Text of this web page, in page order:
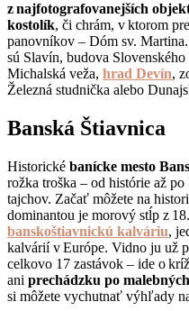
z najfotografovanejších
kostolík, či chrám, v ktorom
panovníkov – Dóm sv.
sú Slavín, budova
Michalská veža, hrad Devín,
Železná studnička alebo
Banská Štiavnica
Historické banícke mesto
rožka troška – od histórie až
tajchov. Začať môžete na
dominantou je morový stĺp z
banskoštiavnickú kalváriu,
kalvárií v Európe. Vidno ju už
celkovo 17 zastávok – ide o
ani prechádzku po
si môžete vychutnať výhľady